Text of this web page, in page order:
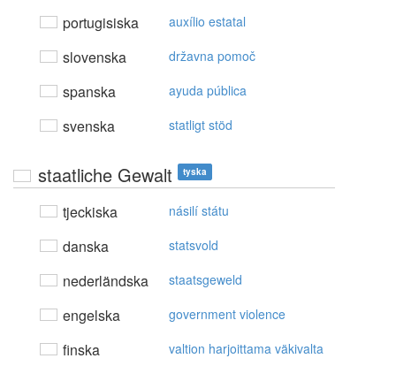
portugisiska auxílio estatal
slovenska državna pomoč
spanska ayuda pública
svenska statligt stöd
staatliche Gewalt tyska
tjeckiska násilí státu
danska statsvold
nederländska staatsgeweld
engelska government violence
finska valtion harjoittama väkivalta